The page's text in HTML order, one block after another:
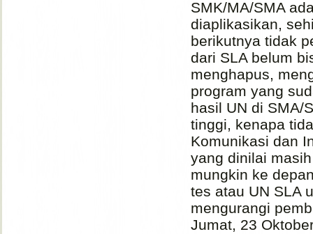
SMK/MA/SMA
diaplikasikan,
berikutnya tidak
dari SLA belum
menghapus,
program yang
hasil UN di SMA/
tinggi, kenapa
Komunikasi dan
yang dinilai
mungkin ke
tes atau UN SLA
mengurangi
Jumat, 23